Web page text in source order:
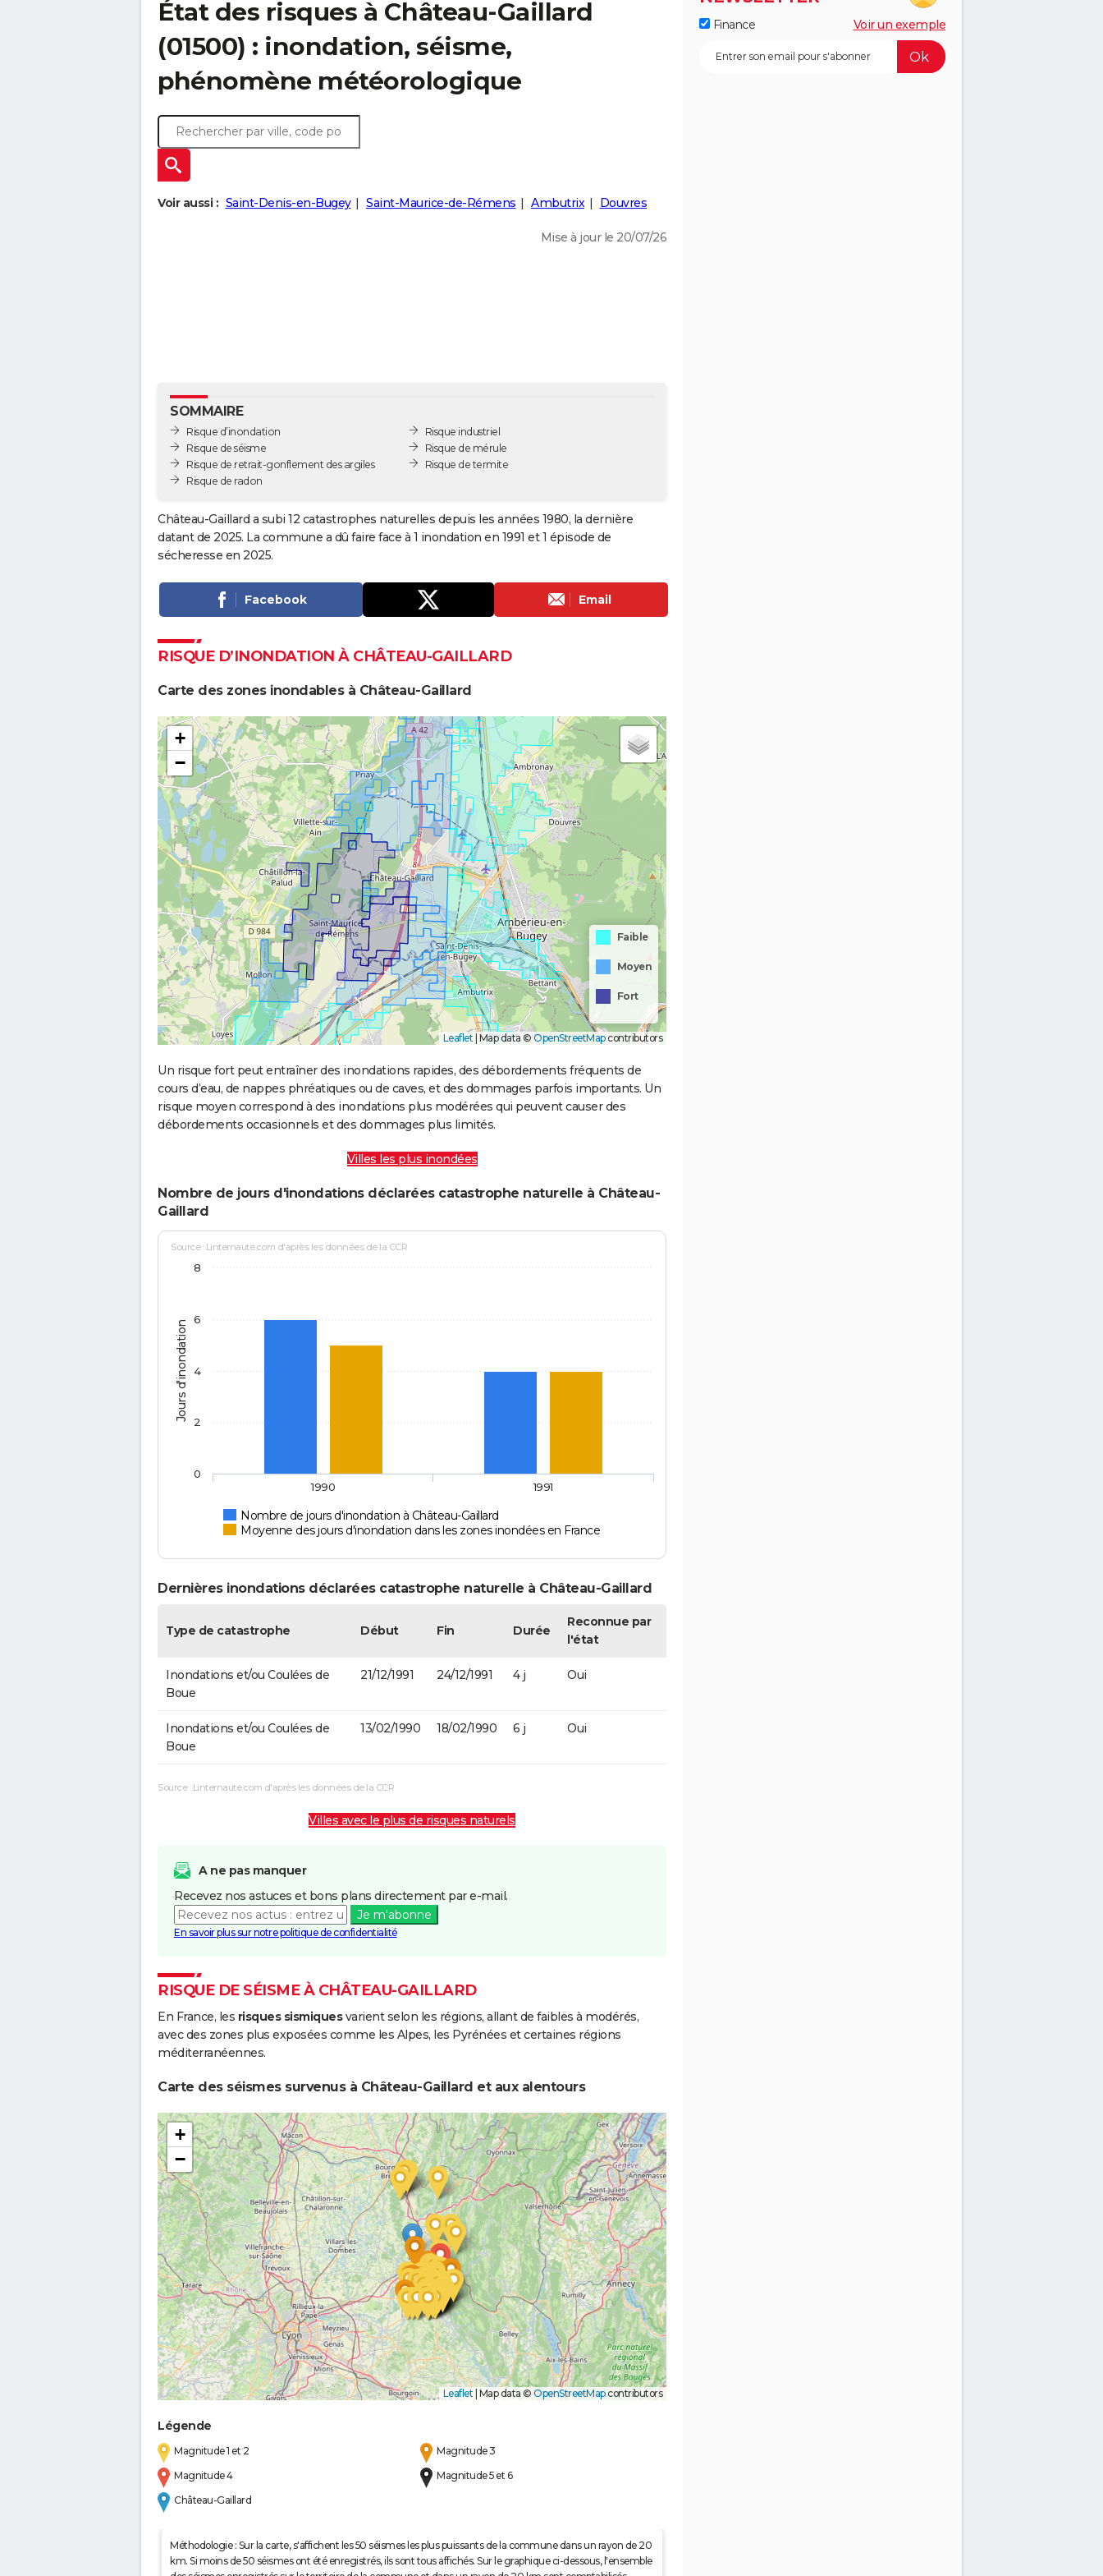
État des risques à Château-Gaillard
(01500) : inondation, séisme,
phénomène météorologique
Voir aussi : Saint-Denis-en-Bugey Saint-Maurice-de-Rémens Ambutrix Douvres
Mise à jour le 20/07/26
SOMMAIRE
Risque d’inondation
Risque de séisme
Risque de retrait-gonflement des argiles
Risque de radon
Risque industriel
Risque de mérule
Risque de termite
Château-Gaillard a subi 12 catastrophes naturelles depuis les années 1980, la dernière
datant de 2025. La commune a dû faire face à 1 inondation en 1991 et 1 épisode de
sécheresse en 2025.
Facebook Email
RISQUE D’INONDATION À CHÂTEAU-GAILLARD
Carte des zones inondables à Château-Gaillard
+
−
Faible
Moyen
Fort
Leaflet |Map data ©OpenStreetMapcontributors
Un risque fort peut entraîner des inondations rapides, des débordements fréquents de
cours d’eau, de nappes phréatiques ou de caves, et des dommages parfois importants. Un
risque moyen correspond à des inondations plus modérées qui peuvent causer des
débordements occasionnels et des dommages plus limités.
Villes les plus inondées
Nombre de jours d'inondations déclarées catastrophe naturelle à Château-
Gaillard
Jours d'inondation
Source : Linternaute.com d'après les données de la CCR
Nombre de jours d'inondation à Château-Gaillard
Moyenne des jours d'inondation dans les zones inondées en France
1990 1991
0
2
4
6
8
Dernières inondations déclarées catastrophe naturelle à Château-Gaillard
Type de catastrophe Début Fin Durée
Reconnue par
l'état
Inondations et/ou Coulées de
Boue
21/12/1991 24/12/1991 4 j Oui
Inondations et/ou Coulées de
Boue
13/02/1990 18/02/1990 6 j Oui
Source : Linternaute.com d'après les données de la CCR
Villes avec le plus de risques naturels
A ne pas manquer
Recevez nos astuces et bons plans directement par e-mail.
Je m'abonne
En savoir plus sur notre politique de confidentialité
RISQUE DE SÉISME À CHÂTEAU-GAILLARD
En France, les risques sismiquesvarient selon les régions, allant de faibles à modérés,
avec des zones plus exposées comme les Alpes, les Pyrénées et certaines régions
méditerranéennes.
Carte des séismes survenus à Château-Gaillard et aux alentours
+
−
Leaflet | Map data ©OpenStreetMapcontributors
Légende
Magnitude 1 et 2
Magnitude 3
Magnitude 4
Magnitude 5 et 6
Château-Gaillard
Méthodologie : Sur la carte, s'affichent les 50 séismes les plus puissants de la commune dans un rayon de 20
km. Si moins de 50 séismes ont été enregistrés, ils sont tous affichés. Sur le graphique ci-dessous, l'ensemble
Finance Voir un exemple